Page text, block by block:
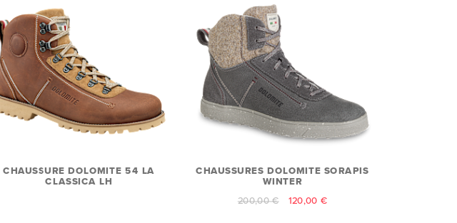
CHAUSSURE DOLOMITE 54 LA
CLASSICA LH
CHAUSSURES DOLOMITE SORAPIS
WINTER
200,00 € 120,00 €